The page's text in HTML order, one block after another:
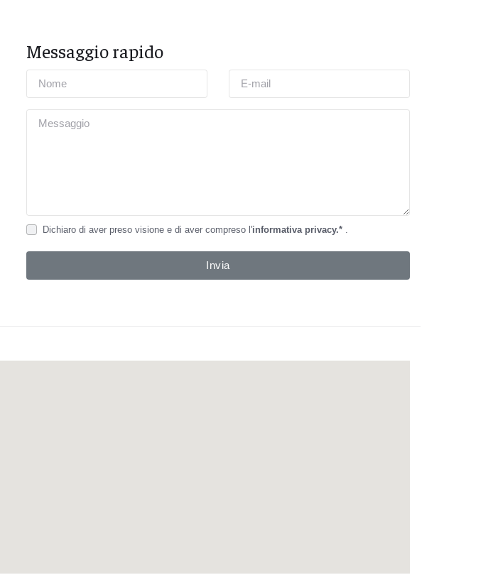
Messaggio rapido
Dichiaro di aver preso visione e di aver compreso l'informativa privacy.*
Invia